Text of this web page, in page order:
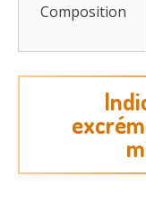
Composition